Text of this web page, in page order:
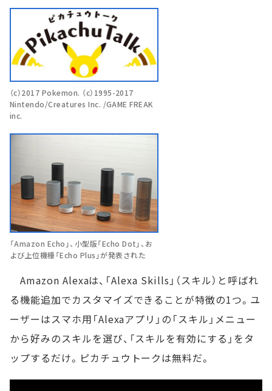
（c）2017 Pokemon. （c）1995-2017
Nintendo/Creatures Inc. /GAME FREAK
inc.
「Amazon Echo」、小型版「Echo Dot」、お
よび上位機種「Echo Plus」が発表された
Amazon Alexaは、「Alexa Skills」（スキル）と呼ばれ
る機能追加でカスタマイズできることが特徴の1つ。ユ
ーザーはスマホ用「Alexaアプリ」の「スキル」メニュー
から好みのスキルを選び、「スキルを有効にする」をタ
ップするだけ。ピカチュウトークは無料だ。